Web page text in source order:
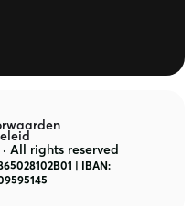
All rights reserved
| IBAN: